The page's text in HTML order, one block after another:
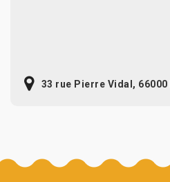
33 rue Pierre Vidal,